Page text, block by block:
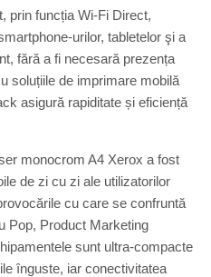
prin funcția Wi-Fi Direct,
urilor, tabletelor şi a
fără a fi necesară prezența
soluțiile de imprimare mobilă
asigură rapiditate și eficiență
monocrom A4 Xerox a fost
de zi cu zi ale utilizatorilor
cu care se confruntă
Pop, Product Marketing
sunt ultra-compacte
înguste, iar conectivitatea